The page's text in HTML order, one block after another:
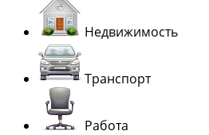
Недвижимость
Транспорт
Работа